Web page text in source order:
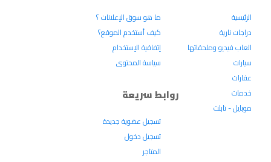
الرئيسية
دراجات نارية
العاب فيديو وملحقاتها
سيارات
عقارات
خدمات
موبايل - تابلت
ما هو سوق الإعلانات ؟
كيف أستخدم الموقع؟
إتفاقية الإستخدام
سياسة المحتوى
روابط سريعة
تسجيل عضوية جديدة
تسجيل دخول
المتاجر